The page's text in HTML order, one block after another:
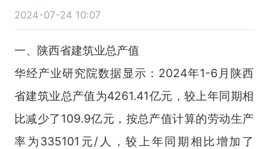
2024-07-24 10:07
一、陕西省建筑业总产值
华经产业研究院数据显示：2024年1-6月陕西
省建筑业总产值为4261.41亿元，较上年同期相
比减少了109.9亿元，按总产值计算的劳动生产
率为335101元/人，较上年同期相比增加了